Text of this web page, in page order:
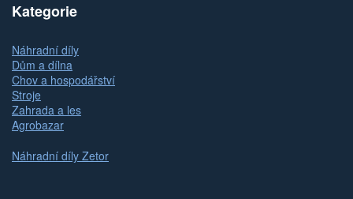
Kategorie
Náhradní díly
Dům a dílna
Chov a hospodářství
Stroje
Zahrada a les
Agrobazar
Náhradní díly Zetor